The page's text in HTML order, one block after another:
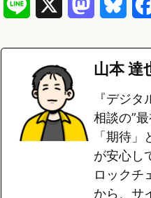
e
o
d
o
n
u
s
k
y
山本 達
『デジ
相談の”
「期待
が安心し
ロックチ
から、サ